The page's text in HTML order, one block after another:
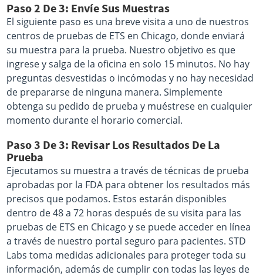
Paso 2 De 3: Envíe Sus Muestras
El siguiente paso es una breve visita a uno de nuestros
centros de pruebas de ETS en Chicago, donde enviará
su muestra para la prueba. Nuestro objetivo es que
ingrese y salga de la oficina en solo 15 minutos. No hay
preguntas desvestidas o incómodas y no hay necesidad
de prepararse de ninguna manera. Simplemente
obtenga su pedido de prueba y muéstrese en cualquier
momento durante el horario comercial.
Paso 3 De 3: Revisar Los Resultados De La
Prueba
Ejecutamos su muestra a través de técnicas de prueba
aprobadas por la FDA para obtener los resultados más
precisos que podamos. Estos estarán disponibles
dentro de 48 a 72 horas después de su visita para las
pruebas de ETS en Chicago y se puede acceder en línea
a través de nuestro portal seguro para pacientes. STD
Labs toma medidas adicionales para proteger toda su
información, además de cumplir con todas las leyes de